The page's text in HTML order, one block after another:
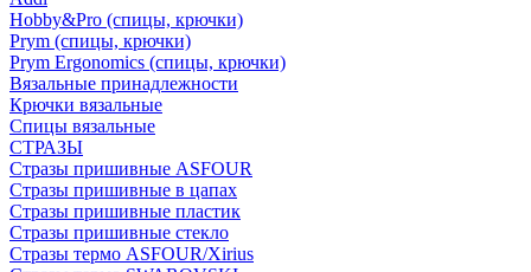
Hobby&Pro (спицы, крючки)
Prym (спицы, крючки)
Prym Ergonomics (спицы, крючки)
Вязальные принадлежности
Крючки вязальные
Спицы вязальные
СТРАЗЫ
Стразы пришивные ASFOUR
Стразы пришивные в цапах
Стразы пришивные пластик
Стразы пришивные стекло
Стразы термо ASFOUR/Xirius